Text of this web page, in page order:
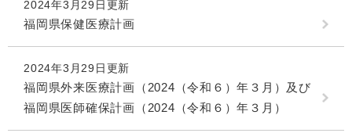
2024年3月29日更新
福岡県保健医療計画
2024年3月29日更新
福岡県外来医療計画（2024（令和６）年３月）及び
福岡県医師確保計画（2024（令和６）年３月）